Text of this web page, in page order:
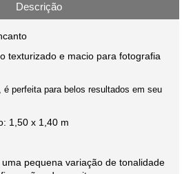
Descrição
texturizado e macio para fotografia
é perfeita para belos resultados em seu
1,50 x 1,40 m
pequena variação de tonalidade